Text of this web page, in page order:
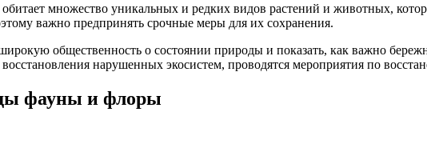
множество уникальных и редких видов растений и животных,
важно предпринять срочные меры для их сохранения.
общественность о состоянии природы и показать, как важно
нарушенных экосистем, проводятся мероприятия по
фауны и флоры